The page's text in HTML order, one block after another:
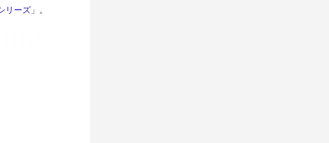
リーズ 」。